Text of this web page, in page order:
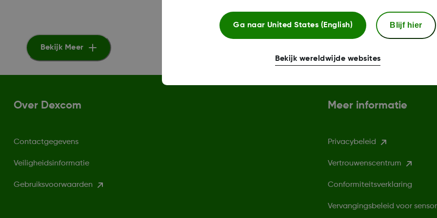
Bekijk Meer
Over Dexcom
Contactgegevens
Veiligheidsinformatie
Gebruiksvoorwaarden
Meer informatie
Privacybeleid
Vertrouwenscentrum
Conformiteitsverklaring
Vervangingsbeleid voor
Ga naar United States (English) Blijf hier
Bekijk wereldwijde websites